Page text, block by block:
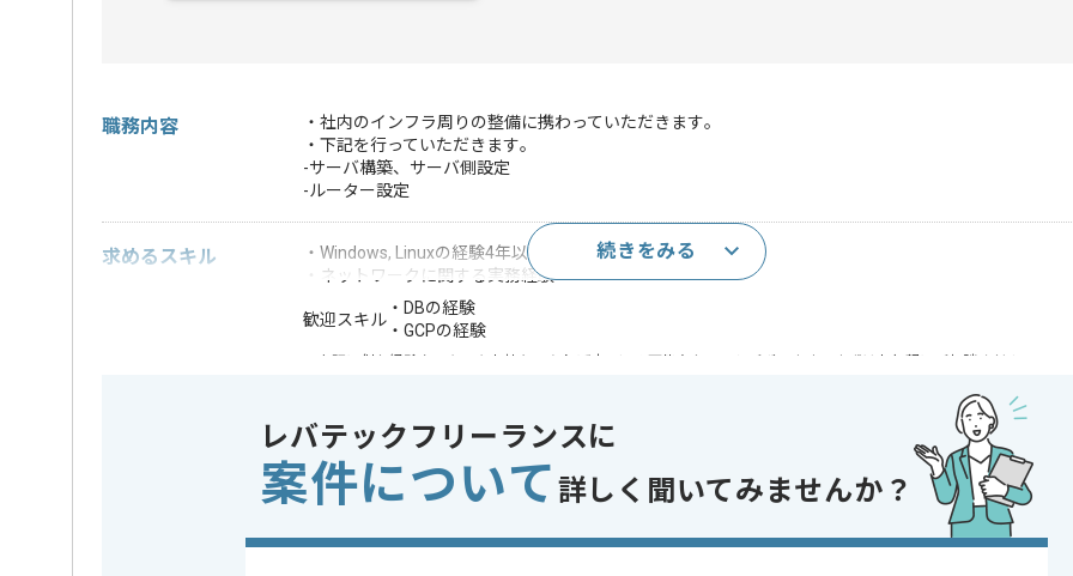
職務内容
・社内のインフラ周りの整備に携わっていただきます｡
・下記を行っていただきます｡
-サーバ構築、サーバ側設定
-ルーター設定
求めるスキル
・Windows, Linuxの経験4年以上
・ネットワークに関する実務経験
歓迎スキル
・DBの経験
・GCPの経験
この案件で扱う技術 OS Linux , Windows
この案件のポイント 業務内容
社内システム開発
続きをみる
レバテックフリーランスに
案件について 詳しく聞いてみませんか？